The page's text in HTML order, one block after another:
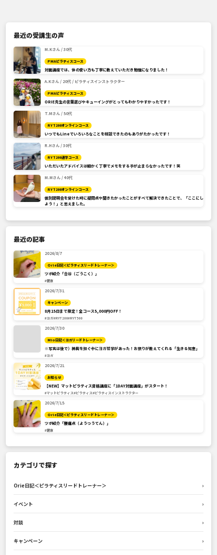
最近の受講生の声
M.Kさん / 30代
PMAピラティスコース
対面講座では、体の使い方も丁寧に教えていただき勉強になりました！
A.Kさん / 20代 / ピラティスインストラクター
PMAピラティスコース
ORIE先生の言葉選びやキューイングがとってもわかりやすかったです！
T.Mさん / 50代
RYT200オンラインコース
いつでもLineでいろいろなことを相談できたのもありがたかったです！
R.Hさん / 30代
RYT200通学コース
いただいたアドバイスは細かく丁寧でメモをする手が止まらなかったです！笑
M.Mさん / 40代
RYT200オンラインコース
個別説明会を受けた時に疑問点や聞きたかったことがすべて解決できたことで、「ここにし
よう！」と思えました。
最近の記事
2026/8/7
Orie日記＜ピラティスリードトレーナー＞
ツボ紹介「合谷（ごうこく）」
#健康
2026/7/31
キャンペーン
8月15日まで限定！全コース5,000円OFF！
#ヨガ#RYT200#RYT500
2026/7/30
Mio日記＜ヨガリードトレーナー＞
※写真は後で）神輿を担ぐ中にヨガ哲学があった！お祭りが教えてくれる「生きる知恵」
#ヨガ
2026/7/21
お知らせ
【NEW】マットピラティス資格講座に「1DAY対面講座」がスタート！
#マットピラティス#ピラティス#ピラティスインストラクター
2026/7/15
Orie日記＜ピラティスリードトレーナー＞
ツボ紹介「腰痛点（ようつうてん）」
#健康
カテゴリで探す
Orie日記＜ピラティスリードトレーナー＞ ›
イベント ›
対談 ›
キャンペーン ›